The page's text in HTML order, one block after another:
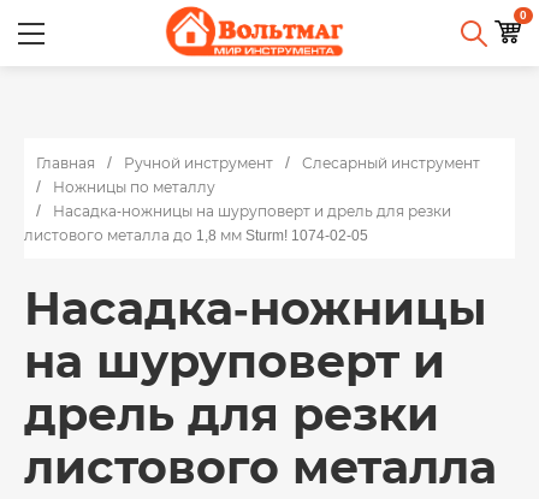
0
Главная Ручной инструмент
Слесарный инструмент
Ножницы по металлу
Насадка-ножницы на шуруповерт и дрель для резки
листового металла до 1,8 мм Sturm! 1074-02-05
Насадка-ножницы
на шуруповерт и
дрель для резки
листового металла